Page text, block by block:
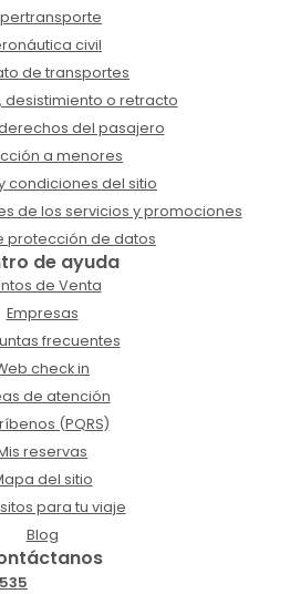
civil
de transportes
desistimiento o retracto
del pasajero
a menores
condiciones del sitio
de los servicios y promociones
protección de datos
de ayuda
de Venta
Empresas
frecuentes
check in
de atención
(PQRS)
reservas
del sitio
para tu viaje
Blog